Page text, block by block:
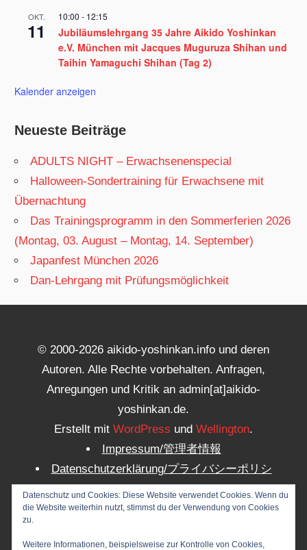
OKT.
11
10:00 - 12:15
Jubiläumslehrgang 35 Jahre Aikido Yoshinkan
e.V. München mit Jacques Muguruza Shihan und
Taihin Yamaguchi Shihan (Tag 2)
Kalender anzeigen
Neueste Beiträge
ADULTS NIGHT – Erwachsenenspecial
Halloween-Sondertraining für Erwachsene mit
Übernachtung
Das Trainingsprogramm in den Sommerferien 2026
(Montag, 03. August – Montag, 14. September)
Japanfest München 2026
Dan-Lehrgang mit Prüfungsmöglichkeit
© 2000-2026 aikido-yoshinkan.info und deren
Autoren. Alle Rechte vorbehalten. Anfragen,
Anregungen und Kritik an admin[at]aikido-
yoshinkan.de.
Erstellt mit WordPress und Wellington.
Impressum/管理者情報
Datenschutzerklärung/プライバシーポリシ
ー
WP Dashboard/サイト管理
Datenschutz und Cookies: Diese Website verwendet Cookies. Wenn du
die Website weiterhin nutzt, stimmst du der Verwendung von Cookies
zu.
Weitere Informationen, beispielsweise zur Kontrolle von Cookies,